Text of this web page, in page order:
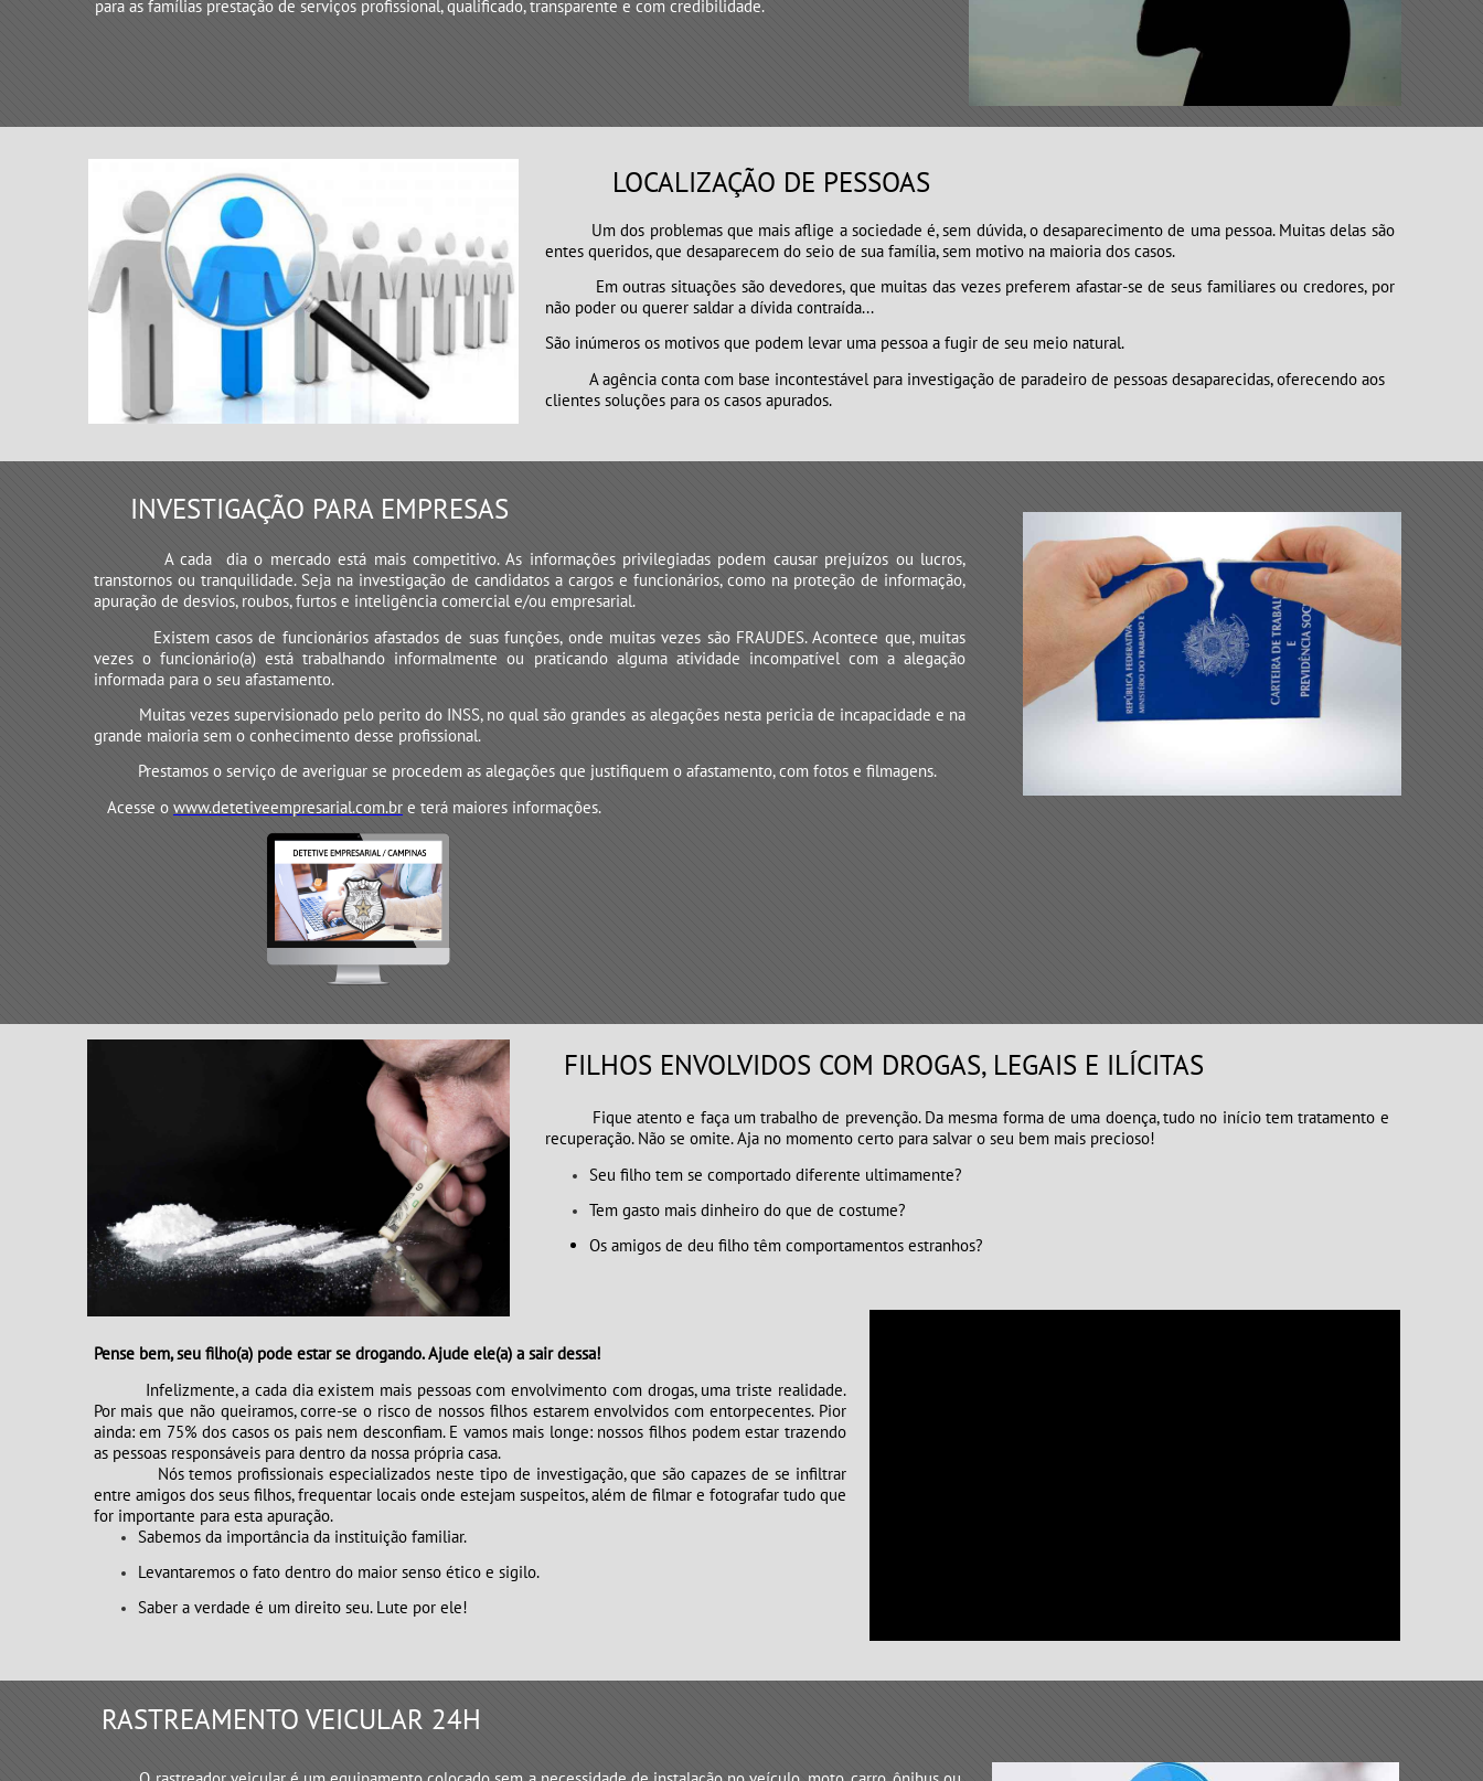
LOCALIZAÇÃO DE PESSOAS
Um dos problemas que mais aflige a sociedade é, sem dúvida, o desaparecimento de uma pessoa. Muitas delas são
entes queridos, que desaparecem do seio de sua família, sem motivo na maioria dos casos.
Em outras situações são devedores, que muitas das vezes preferem afastar-se de seus familiares ou credores, por
não poder ou querer saldar a dívida contraída...
São inúmeros os motivos que podem levar uma pessoa a fugir de seu meio natural.
​​​​​​​A agência conta com base incontestável para investigação de paradeiro de pessoas desaparecidas, oferecendo aos
clientes soluções para os casos apurados.
para as famílias prestação de serviços profissional, qualificado, transparente e com credibilidade.
INVESTIGAÇÃO PARA EMPRESAS
A cada dia o mercado está mais competitivo. As informações privilegiadas podem causar prejuízos ou lucros,
transtornos ou tranquilidade. Seja na investigação de candidatos a cargos e funcionários, como na proteção de informação,
apuração de desvios, roubos, furtos e inteligência comercial e/ou empresarial.
Existem casos de funcionários afastados de suas funções, onde muitas vezes são FRAUDES. Acontece que, muitas
vezes o funcionário(a) está trabalhando informalmente ou praticando alguma atividade incompatível com a alegação
informada para o seu afastamento.
Muitas vezes supervisionado pelo perito do INSS, no qual são grandes as alegações nesta pericia de incapacidade e na
grande maioria sem o conhecimento desse profissional.
Prestamos o serviço de averiguar se procedem as alegações que justifiquem o afastamento, com fotos e filmagens.
Acesse owww.detetiveempresarial.com.br e terá maiores informações.
FILHOS ENVOLVIDOS COM DROGAS, LEGAIS E ILÍCITAS
Fique atento e faça um trabalho de prevenção. Da mesma forma de uma doença, tudo no início tem tratamento e
recuperação. Não se omite. Aja no momento certo para salvar o seu bem mais precioso!
Seu filho tem se comportado diferente ultimamente?
Tem gasto mais dinheiro do que de costume?
Os amigos de deu filho têm comportamentos estranhos?
Pense bem, seu filho(a) pode estar se drogando. Ajude ele(a) a sair dessa!
​​​​​​​Infelizmente, a cada dia existem mais pessoas com envolvimento com drogas, uma triste realidade.
Por mais que não queiramos, corre-se o risco de nossos filhos estarem envolvidos com entorpecentes. Pior
ainda: em 75% dos casos os pais nem desconfiam. E vamos mais longe: nossos filhos podem estar trazendo
as pessoas responsáveis para dentro da nossa própria casa.
Nós temos profissionais especializados neste tipo de investigação, que são capazes de se infiltrar
entre amigos dos seus filhos, frequentar locais onde estejam suspeitos, além de filmar e fotografar tudo que
for importante para esta apuração.
Sabemos da importância da instituição familiar.
Levantaremos o fato dentro do maior senso ético e sigilo.
Saber a verdade é um direito seu. Lute por ele!
RASTREAMENTO VEICULAR 24H